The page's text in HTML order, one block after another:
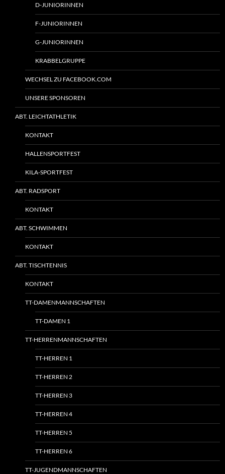
D-JUNIORINNEN
F-JUNIORINNEN
G-JUNIORINNEN
KRABBELGRUPPE
WECHSEL ZU FACEBOOK.COM
UNSERE SPONSOREN
ABT. LEICHTATHLETIK
KONTAKT
HALLENSPORTFEST
KILA-SPORTFEST
ABT. RADSPORT
KONTAKT
ABT. SCHWIMMEN
KONTAKT
ABT. TISCHTENNIS
KONTAKT
TT-DAMENMANNSCHAFTEN
TT-DAMEN 1
TT-HERRENMANNSCHAFTEN
TT-HERREN 1
TT-HERREN 2
TT-HERREN 3
TT-HERREN 4
TT-HERREN 5
TT-HERREN 6
TT-JUGENDMANNSCHAFTEN